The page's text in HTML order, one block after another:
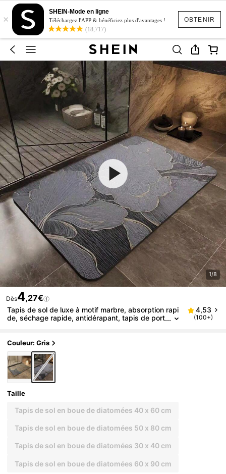
OBTENIR
×
SHEIN-Mode en ligne
Téléchargez l'APP & bénéficiez plus d'avantages !
(18,717)
1/8
Dès4,27€
Tapis de sol de luxe à motif marbre, absorption rapi
de, séchage rapide, antidérapant, tapis de port
4,53
(100+)
Couleur: Gris
Taille
Tapis de sol en boue de diatomées 40 x 60 cm
Tapis de sol en boue de diatomées 50 x 80 cm
Tapis de sol en boue de diatomées 30 x 40 cm
Tapis de sol en boue de diatomées 60 x 90 cm